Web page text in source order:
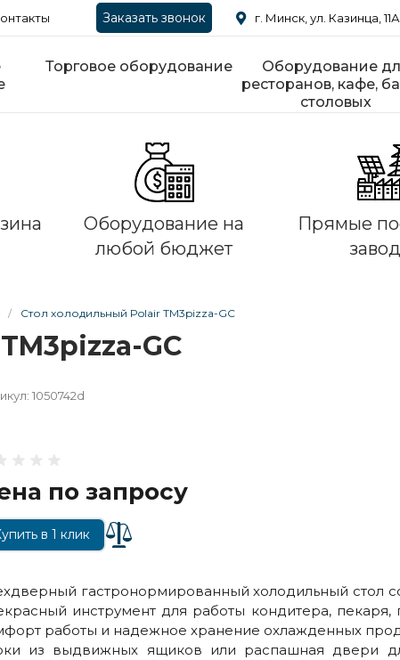
Заказать звонок г. Минск, ул. Казинца,
Торговое оборудование
Оборудование
ресторанов, кафе,
столовых
Оборудование на
любой бюджет
Прямые
/ Стол холодильный Polair TM3pizza-GC
GC
1050742d
по запросу
в 1 клик
гастронормированный холодильный стол
инструмент для работы кондитера,
работы и надежное хранение охлажденных
из выдвижных ящиков или распашная двери